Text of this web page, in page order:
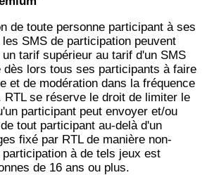
de toute personne participant à ses
SMS de participation peuvent
tarif supérieur au tarif d'un SMS
dès lors tous ses participants à faire
et de modération dans la fréquence
RTL se réserve le droit de limiter le
participant peut envoyer et/ou
tout participant au-delà d'un
fixé par RTL de manière non-
à de tels jeux est
de 16 ans ou plus.